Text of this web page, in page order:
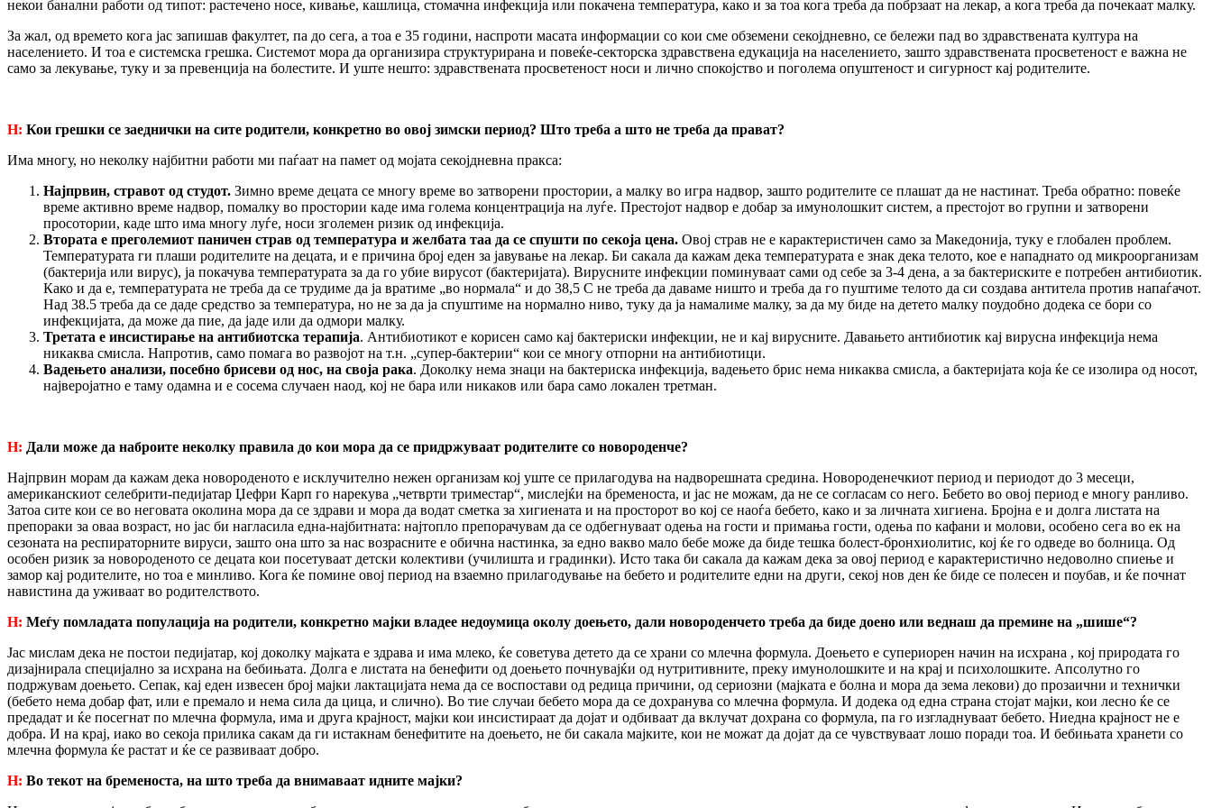
некои банални работи од типот: растечено носе, кивање, кашлица, стомачна инфекција или покачена температура, како и за тоа кога треба да побрзаат на лекар, а кога треба да почекаат малку.
За жал, од времето кога јас запишав факултет, па до сега, а тоа е 35 години, наспроти масата информации со кои сме обземени секојдневно, се бележи пад во здравствената култура на
населението. И тоа е системска грешка. Системот мора да организира структурирана и повеќе-секторска здравствена едукација на населението, зашто здравствената просветеност е важна не
само за лекување, туку и за превенција на болестите. И уште нешто: здравствената просветеност носи и лично спокојство и поголема опуштеност и сигурност кај родителите.
H: Кои грешки се заеднички на сите родители, конкретно во овој зимски период? Што треба а што не треба да прават?
Има многу, но неколку најбитни работи ми паѓаат на памет од мојата секојдневна пракса:
Најпрвин, стравот од студот. Зимно време децата се многу време во затворени простории, а малку во игра надвор, зашто родителите се плашат да не настинат. Треба обратно: повеќе
време активно време надвор, помалку во простории каде има голема концентрација на луѓе. Престојот надвор е добар за имунолошкит систем, а престојот во групни и затворени
просотории, каде што има многу луѓе, носи зголемен ризик од инфекција.
Втората е преголемиот паничен страв од температура и желбата таа да се спушти по секоја цена. Овој страв не е карактеристичен само за Македонија, туку е глобален проблем.
Температурата ги плаши родителите на децата, и е причина број еден за јавување на лекар. Би сакала да кажам дека температурата е знак дека телото, кое е нападнато од микроорганизам
(бактерија или вирус), ја покачува температурата за да го убие вирусот (бактеријата). Вирусните инфекции поминуваат сами од себе за 3-4 дена, а за бактериските е потребен антибиотик.
Како и да е, температурата не треба да се трудиме да ја вратиме „во нормала“ и до 38,5 С не треба да даваме ништо и треба да го пуштиме телото да си создава антитела против напаѓачот.
Над 38.5 треба да се даде средство за температура, но не за да ја спуштиме на нормално ниво, туку да ја намалиме малку, за да му биде на детето малку поудобно додека се бори со
инфекцијата, да може да пие, да јаде или да одмори малку.
Третата е инсистирање на антибиотска терапија. Антибиотикот е корисен само кај бактериски инфекции, не и кај вирусните. Давањето антибиотик кај вирусна инфекција нема
никаква смисла. Напротив, само помага во развојот на т.н. „супер-бактерии“ кои се многу отпорни на антибиотици.
Вадењето анализи, посебно брисеви од нос, на своја рака. Доколку нема знаци на бактериска инфекција, вадењето брис нема никаква смисла, а бактеријата која ќе се изолира од носот,
најверојатно е таму одамна и е сосема случаен наод, кој не бара или никаков или бара само локален третман.
H: Дали може да наброите неколку правила до кои мора да се придржуваат родителите со новороденче?
Најпрвин морам да кажам дека новороденото е исклучително нежен организам кој уште се прилагодува на надворешната средина. Новороденечкиот период и периодот до 3 месеци,
американскиот селебрити-педијатар Џефри Карп го нарекува „четврти триместар“, мислејќи на бременоста, и јас не можам, да не се согласам со него. Бебето во овој период е многу ранливо.
Затоа сите кои се во неговата околина мора да се здрави и мора да водат сметка за хигиената и на просторот во кој се наоѓа бебето, како и за личната хигиена. Бројна е и долга листата на
препораки за оваа возраст, но јас би нагласила една-најбитната: најтопло препорачувам да се одбегнуваат одења на гости и примања гости, одења по кафани и молови, особено сега во ек на
сезоната на респираторните вируси, зашто она што за нас возрасните е обична настинка, за едно вакво мало бебе може да биде тешка болест-бронхиолитис, кој ќе го одведе во болница. Од
особен ризик за новороденото се децата кои посетуваат детски колективи (училишта и градинки). Исто така би сакала да кажам дека за овој период е карактеристично недоволно спиење и
замор кај родителите, но тоа е минливо. Кога ќе помине овој период на взаемно прилагодување на бебето и родителите едни на други, секој нов ден ќе биде се полесен и поубав, и ќе почнат
навистина да уживаат во родителството.
H: Меѓу помладата популација на родители, конкретно мајки владее недоумица околу доењето, дали новороденчето треба да биде доено или веднаш да премине на „шише“?
Јас мислам дека не постои педијатар, кој доколку мајката е здрава и има млеко, ќе советува детето да се храни со млечна формула. Доењето е супериорен начин на исхрана , кој природата го
дизајнирала специјално за исхрана на бебињата. Долга е листата на бенефити од доењето почнувајќи од нутритивните, преку имунолошките и на крај и психолошките. Апсолутно го
подржувам доењето. Сепак, кај еден извесен број мајки лактацијата нема да се воспостави од редица причини, од сериозни (мајката е болна и мора да зема лекови) до прозаични и технички
(бебето нема добар фат, или е премало и нема сила да цица, и слично). Во тие случаи бебето мора да се дохранува со млечна формула. И додека од една страна стојат мајки, кои лесно ќе се
предадат и ќе посегнат по млечна формула, има и друга крајност, мајки кои инсистираат да дојат и одбиваат да вклучат дохрана со формула, па го изгладнуваат бебето. Ниедна крајност не е
добра. И на крај, иако во секоја прилика сакам да ги истакнам бенефитите на доењето, не би сакала мајките, кои не можат да дојат да се чувствуваат лошо поради тоа. И бебињата хранети со
млечна формула ќе растат и ќе се развиваат добро.
H: Во текот на бременоста, на што треба да внимаваат идните мајки?